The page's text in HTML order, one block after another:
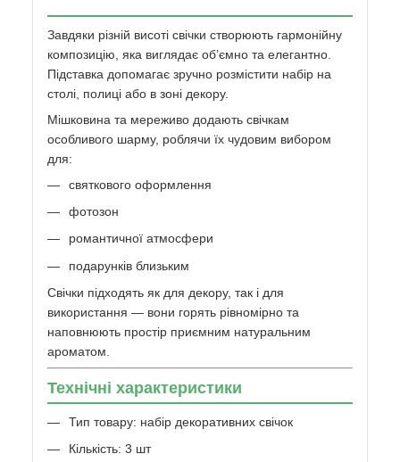
Завдяки різній висоті свічки створюють гармонійну
композицію, яка виглядає об’ємно та елегантно.
Підставка допомагає зручно розмістити набір на
столі, полиці або в зоні декору.
Мішковина та мереживо додають свічкам
особливого шарму, роблячи їх чудовим вибором
для:
святкового оформлення
фотозон
романтичної атмосфери
подарунків близьким
Свічки підходять як для декору, так і для
використання — вони горять рівномірно та
наповнюють простір приємним натуральним
ароматом.
Технічні характеристики
Тип товару: набір декоративних свічок
Кількість: 3 шт